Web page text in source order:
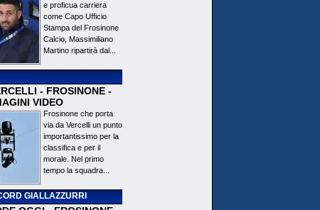
e proficua carriera
come Capo Ufficio
Stampa del Frosinone
Calcio, Massimiliano
Martino ripartirà dal...
- FROSINONE -
VIDEO
Frosinone che porta
via da Vercelli un punto
importantissimo per la
classifica e per il
morale. Nel primo
tempo la squadra...
GIALLAZZURRI